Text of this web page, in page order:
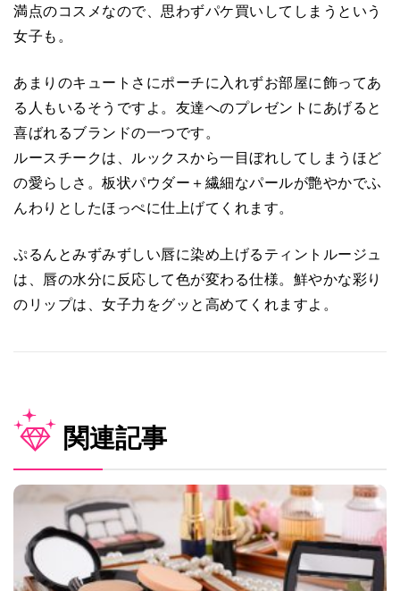
満点のコスメなので、思わずパケ買いしてしまうという
女子も。
あまりのキュートさにポーチに入れずお部屋に飾ってあ
る人もいるそうですよ。友達へのプレゼントにあげると
喜ばれるブランドの一つです。
ルースチークは、ルックスから一目ぼれしてしまうほど
の愛らしさ。板状パウダー＋繊細なパールが艶やかでふ
んわりとしたほっぺに仕上げてくれます。
ぷるんとみずみずしい唇に染め上げるティントルージュ
は、唇の水分に反応して色が変わる仕様。鮮やかな彩り
のリップは、女子力をグッと高めてくれますよ。
関連記事